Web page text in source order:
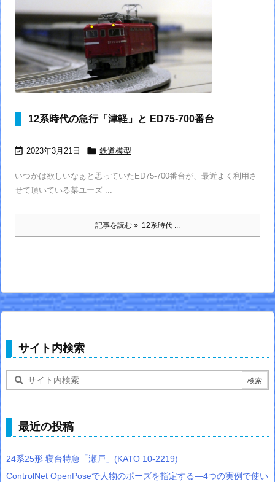
12系時代の急行「津軽」と ED75-700番台
 2023年3月21日  鉄道模型
いつかは欲しいなぁと思っていたED75-700番台が、最近よく利用さ
せて頂いている某ユーズ ...
記事を読む 12系時代 ...
サイト内検索
最近の投稿
24系25形 寝台特急「瀬戸」(KATO 10-2219)
ControlNet OpenPoseで人物のポーズを指定する―4つの実例で使い